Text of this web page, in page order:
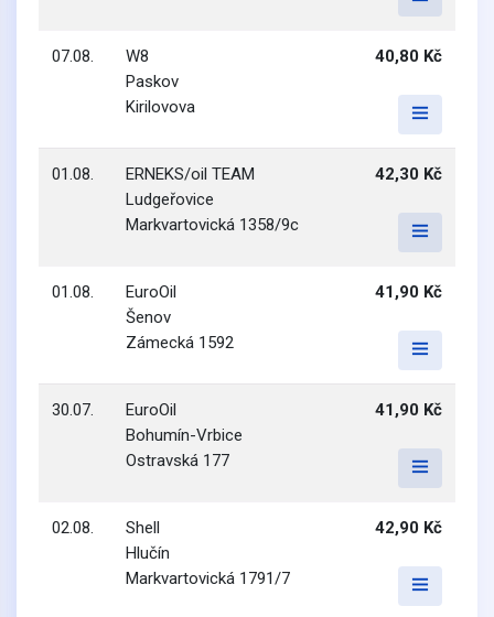
07.08.
W8
Paskov
Kirilovova
40,80 Kč
01.08.
ERNEKS/oil TEAM
Ludgeřovice
Markvartovická 1358/9c
42,30 Kč
01.08.
EuroOil
Šenov
Zámecká 1592
41,90 Kč
30.07.
EuroOil
Bohumín-Vrbice
Ostravská 177
41,90 Kč
02.08.
Shell
Hlučín
Markvartovická 1791/7
42,90 Kč